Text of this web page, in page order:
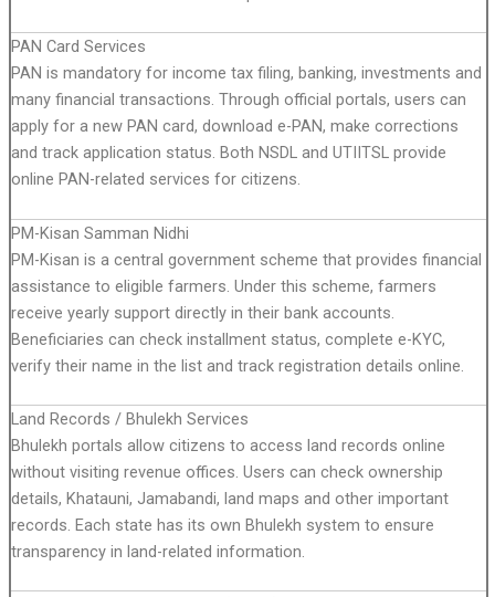
PAN Card Services
PAN is mandatory for income tax filing, banking, investments and
many financial transactions. Through official portals, users can
apply for a new PAN card, download e-PAN, make corrections
and track application status. Both NSDL and UTIITSL provide
online PAN-related services for citizens.
PM-Kisan Samman Nidhi
PM-Kisan is a central government scheme that provides financial
assistance to eligible farmers. Under this scheme, farmers
receive yearly support directly in their bank accounts.
Beneficiaries can check installment status, complete e-KYC,
verify their name in the list and track registration details online.
Land Records / Bhulekh Services
Bhulekh portals allow citizens to access land records online
without visiting revenue offices. Users can check ownership
details, Khatauni, Jamabandi, land maps and other important
records. Each state has its own Bhulekh system to ensure
transparency in land-related information.